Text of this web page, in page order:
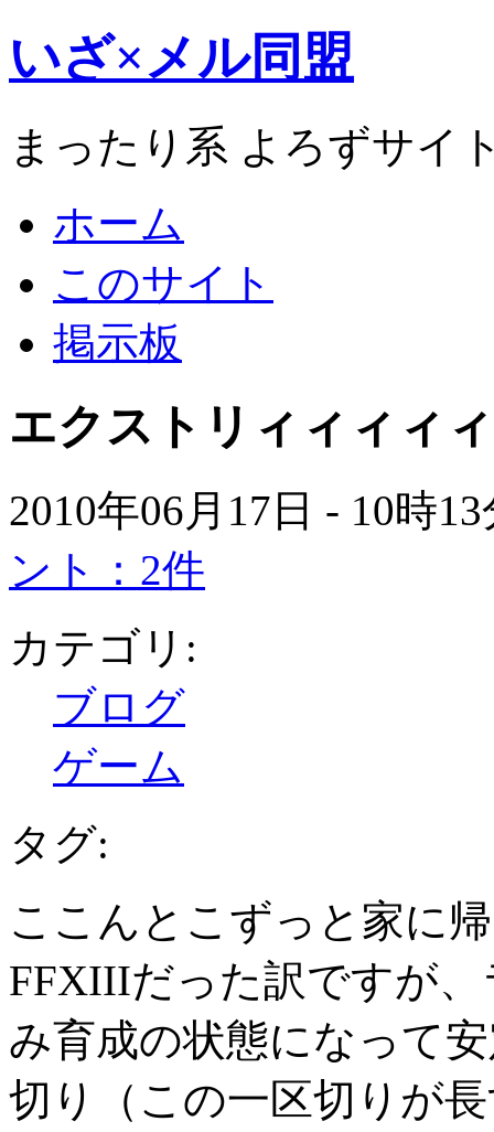
いざ×メル同盟
まったり系 よろずサイ
ホーム
このサイト
掲示板
エクストリィィィィ
2010年06月17日 - 10時
ント：2件
カテゴリ:
ブログ
ゲーム
タグ:
ここんとこずっと家に
FFXIIIだった訳ですが
み育成の状態になって
切り（この一区切りが